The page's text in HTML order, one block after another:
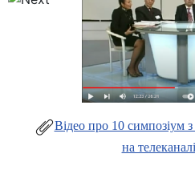
Відео про 10 симпозіум з
на